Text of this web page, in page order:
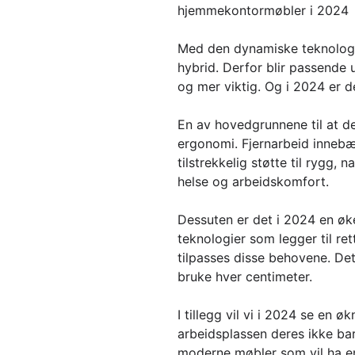
hjemmekontormøbler i 2024
Med den dynamiske
hybrid. Derfor blir
og mer viktig. Og i 2024 er
En av hovedgrunnene til at
ergonomi. Fjernarbeid
tilstrekkelig støtte til rygg,
helse og arbeidskomfort.
Dessuten er det i 2024 en
teknologier som legger til
tilpasses disse behovene.
bruke hver centimeter.
I tillegg vil vi i 2024 se en
arbeidsplassen deres ikke